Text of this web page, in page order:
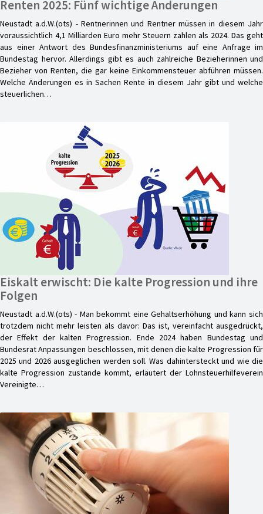
Renten 2025: Fünf wichtige Änderungen
Neustadt a.d.W.(ots) - Rentnerinnen und Rentner müssen in diesem Jahr
voraussichtlich 4,1 Milliarden Euro mehr Steuern zahlen als 2024. Das geht
aus einer Antwort des Bundesfinanzministeriums auf eine Anfrage im
Bundestag hervor. Allerdings gibt es auch zahlreiche Bezieherinnen und
Bezieher von Renten, die gar keine Einkommensteuer abführen müssen.
Welche Änderungen es in Sachen Rente in diesem Jahr gibt und welche
steuerlichen…
Eiskalt erwischt: Die kalte Progression und ihre
Folgen
Neustadt a.d.W.(ots) - Man bekommt eine Gehaltserhöhung und kann sich
trotzdem nicht mehr leisten als davor: Das ist, vereinfacht ausgedrückt,
der Effekt der kalten Progression. Ende 2024 haben Bundestag und
Bundesrat Anpassungen beschlossen, mit denen die kalte Progression für
2025 und 2026 ausgeglichen werden soll. Was dahintersteckt und wie die
kalte Progression zustande kommt, erläutert der Lohnsteuerhilfeverein
Vereinigte…